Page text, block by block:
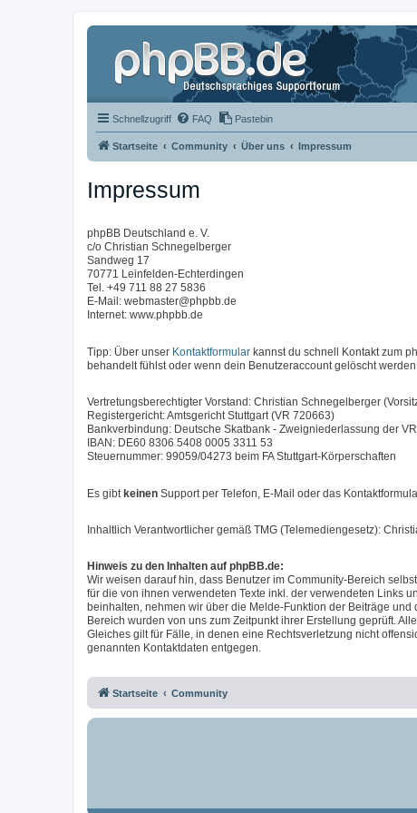
Schnellzugriff FAQ Pastebin
Startseite Community Über uns Impressum
Impressum
phpBB Deutschland e. V.
c/o Christian Schnegelberger
Sandweg 17
70771 Leinfelden-Echterdingen
Tel. +49 711 88 27 5836
E-Mail: webmaster@phpbb.de
Internet: www.phpbb.de
Tipp: Über unser Kontaktformular kannst du schnell Kontakt zum
behandelt fühlst oder wenn dein Benutzeraccount gelöscht werden
Vertretungsberechtigter Vorstand: Christian Schnegelberger
Registergericht: Amtsgericht Stuttgart (VR 720663)
Bankverbindung: Deutsche Skatbank - Zweigniederlassung der
IBAN: DE60 8306 5408 0005 3311 53
Steuernummer: 99059/04273 beim FA Stuttgart-Körperschaften
Es gibt keinen Support per Telefon, E-Mail oder das
Inhaltlich Verantwortlicher gemäß TMG (Telemediengesetz):
Hinweis zu den Inhalten auf phpBB.de:
Wir weisen darauf hin, dass Benutzer im Community-Bereich
für die von ihnen verwendeten Texte inkl. der verwendeten Links
beinhalten, nehmen wir über die Melde-Funktion der Beiträge
Bereich wurden von uns zum Zeitpunkt ihrer Erstellung geprüft.
Gleiches gilt für Fälle, in denen eine Rechtsverletzung nicht
genannten Kontaktdaten entgegen.
Startseite Community